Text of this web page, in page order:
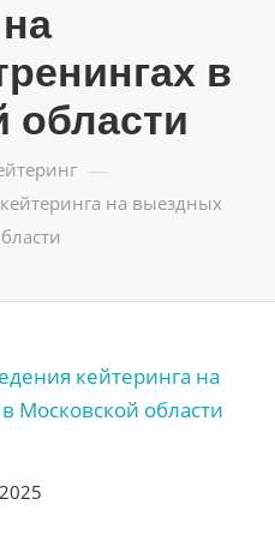
в
области
—
на выездных